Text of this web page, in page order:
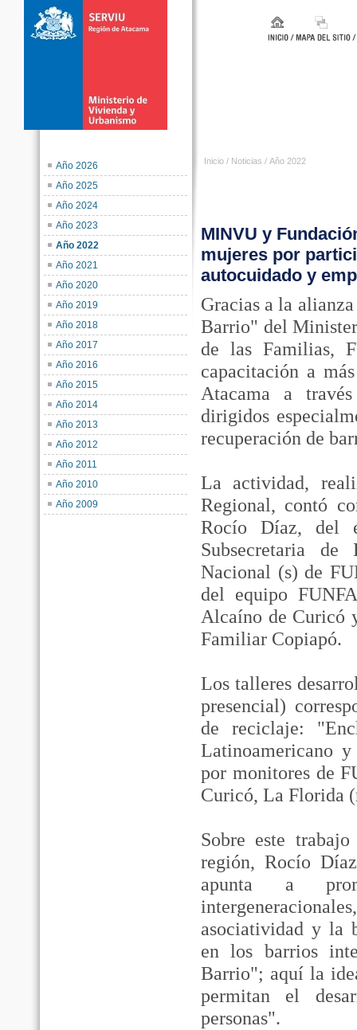
Año 2026
Año 2025
Año 2024
Año 2023
Año 2022
Año 2021
Año 2020
Año 2019
Año 2018
Año 2017
Año 2016
Año 2015
Año 2014
Año 2013
Año 2012
Año 2011
Año 2010
Año 2009
Inicio / Noticias / Año 2022
MINVU y
mujeres por
autocuidado y
Gracias a la
Barrio" del
de las Familias,
capacitación a
Atacama a
dirigidos
recuperación de
La actividad,
Regional, contó
Rocío Díaz, del
Subsecretaria
Nacional (s) de
del equipo
Alcaíno de Curicó
Familiar Copiapó.
Los talleres
presencial)
de reciclaje:
Latinoamericano
por monitores de
Curicó, La Florida
Sobre este
región, Rocío
apunta a
asociatividad y la
en los barrios
Barrio"; aquí la
permitan el
personas".